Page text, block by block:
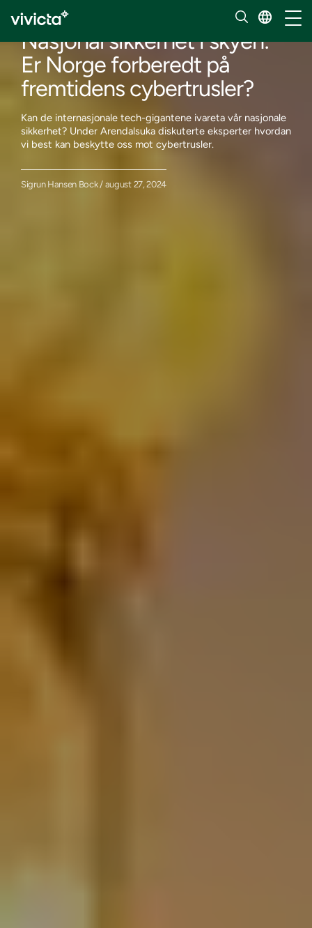
Nasjonal sikkerhet i skyen:
Er Norge forberedt på
fremtidens cybertrusler?
Kan de internasjonale tech-gigantene ivareta vår nasjonale
sikkerhet? Under Arendalsuka diskuterte eksperter hvordan
vi best kan beskytte oss mot cybertrusler.
Sigrun Hansen Bock / august 27, 2024